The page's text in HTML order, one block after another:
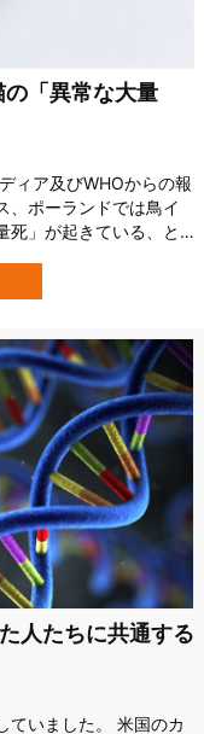
「異常な大量
ィア及びWHOからの報
、ポーランドでは鳥イ
死」が起きている、と
が死亡したと推計して
常に高く、陽性反応を
人たちに共通する
ていました。 米国のカ